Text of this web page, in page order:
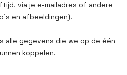
via je e-mailadres of andere
en afbeeldingen).
alle gegevens die we op de één
koppelen.